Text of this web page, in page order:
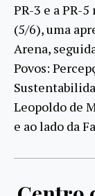
PR-3 e a PR-
(5/6), uma
Arena,
Povos:
Leopoldo de
e ao lado da